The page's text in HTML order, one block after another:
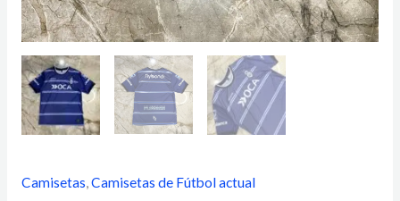
Camisetas,Camisetas de Fútbol actual